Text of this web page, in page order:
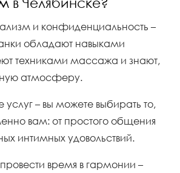
и конфиденциальность –
обладают навыками
техниками массажа и знают,
атмосферу.
услуг – вы можете выбирать то,
вам: от простого общения
интимных удовольствий.
время в гармонии –